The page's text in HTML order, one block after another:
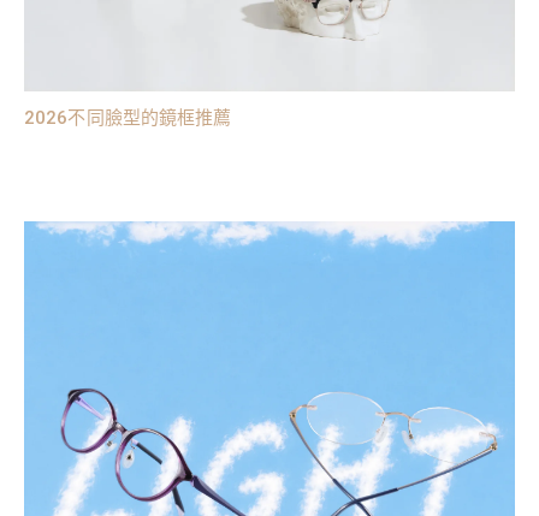
2026不同臉型的鏡框推薦